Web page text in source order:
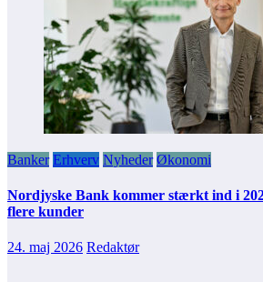
Banker Erhverv Nyheder Økonomi
Nordjyske Bank kommer stærkt ind i
flere kunder
24. maj 2026 Redaktør